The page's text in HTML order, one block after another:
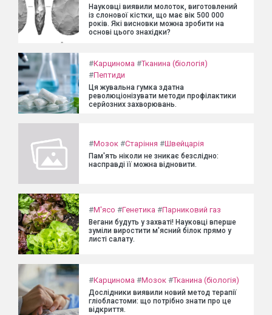
Науковці виявили молоток, виготовлений
із слонової кістки, що має вік 500 000
років. Які висновки можна зробити на
основі цього знахідки?
#Карцинома #Тканина (біологія)
#Пептиди
Ця жувальна гумка здатна
революціонізувати методи профілактики
серйозних захворювань.
#Мозок #Старіння #Швейцарія
Пам'ять ніколи не зникає безслідно:
насправді її можна відновити.
#М'ясо #Генетика #Парниковий газ
Вегани будуть у захваті! Науковці вперше
зуміли виростити м'ясний білок прямо у
листі салату.
#Карцинома #Мозок #Тканина (біологія)
Дослідники виявили новий метод терапії
гліобластоми: що потрібно знати про це
відкриття.